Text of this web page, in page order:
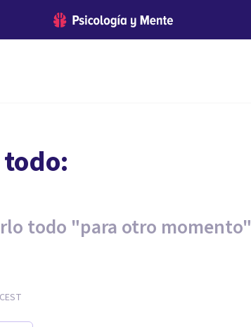
todo "para otro momento"
CEST